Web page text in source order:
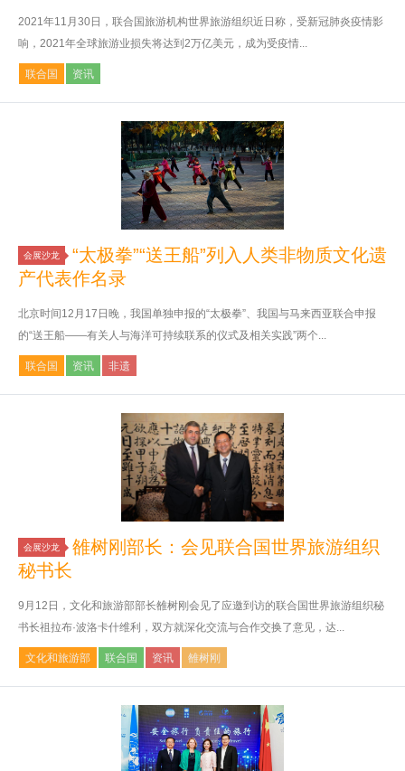
2021年11月30日，联合国旅游机构世界旅游组织近日称，受新冠肺炎疫情影
响，2021年全球旅游业损失将达到2万亿美元，成为受疫情...
联合国 资讯
会展沙龙
“太极拳”“送王船”列入人类非物质文化遗
产代表作名录
北京时间12月17日晚，我国单独申报的“太极拳”、我国与马来西亚联合申报
的“送王船——有关人与海洋可持续联系的仪式及相关实践”两个...
联合国 资讯 非遗
会展沙龙
雒树刚部长：会见联合国世界旅游组织
秘书长
9月12日，文化和旅游部部长雒树刚会见了应邀到访的联合国世界旅游组织秘
书长祖拉布·波洛卡什维利，双方就深化交流与合作交换了意见，达...
文化和旅游部 联合国 资讯 雒树刚